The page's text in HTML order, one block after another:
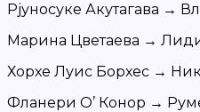
Рјуносуке Акутагава →
Марина Цветаева →
Хорхе Луис Борхес →
Фланери О’ Конор →